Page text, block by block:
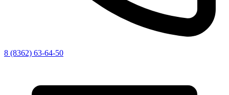
8 (8362) 63-64-50